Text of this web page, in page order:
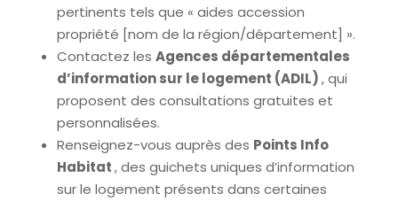
pertinents tels que « aides accession
propriété [nom de la région/département] ».
Contactez les Agences départementales
d’information sur le logement (ADIL), qui
proposent des consultations gratuites et
personnalisées.
Renseignez-vous auprès des Points Info
Habitat, des guichets uniques d’information
sur le logement présents dans certaines